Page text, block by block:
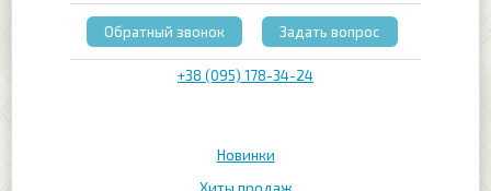
Новинки
+38 (095) 178-34-24
Обратный звонок Задать вопрос